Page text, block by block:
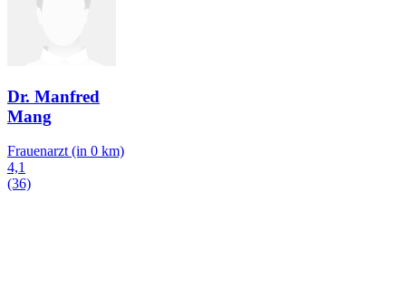
Dr. Manfred
Mang
Frauenarzt (in 0 km)
4,1
(36)